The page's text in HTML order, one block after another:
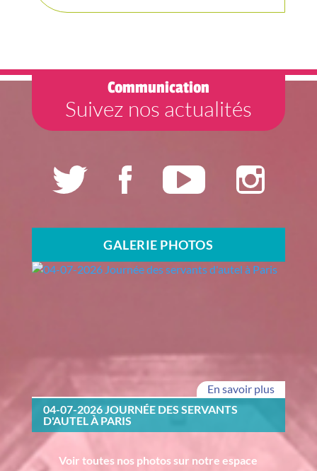
Communication
Suivez nos actualités
GALERIE PHOTOS
04-07-2026 JOURNÉE DES SERVANTS
D'AUTEL À PARIS
En savoir plus
Voir toutes nos photos sur notre espace